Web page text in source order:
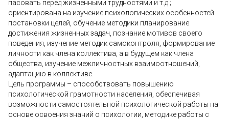
пасовать перед жизненными трудностями и т.д.;
ориентирована на изучение психологических особенностей
постановки целей, обучение методики планирование
достижения жизненных задач, познание мотивов своего
поведения, изучение методик самоконтроля, формирование
личности как члена коллектива, а в будущем как члена
общества, изучение межличностных взаимоотношений,
адаптацию в коллективе.
Цель программы – способствовать повышению
психологической грамотности населения, обеспечивая
возможности самостоятельной психологической работы на
основе освоения знаний о психологии, методике работы с